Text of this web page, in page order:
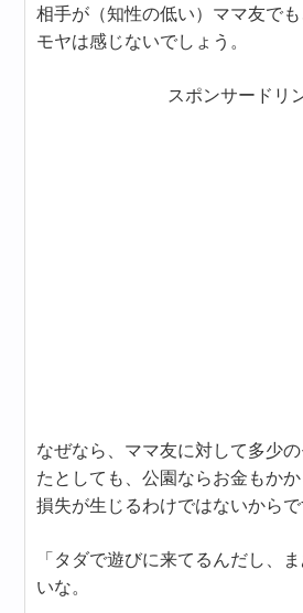
相手が（知性の低い）ママ友で
モヤは感じないでしょう。
スポンサードリ
なぜなら、ママ友に対して多少
たとしても、公園ならお金もか
損失が生じるわけではないからで
「タダで遊びに来てるんだし、
いな。